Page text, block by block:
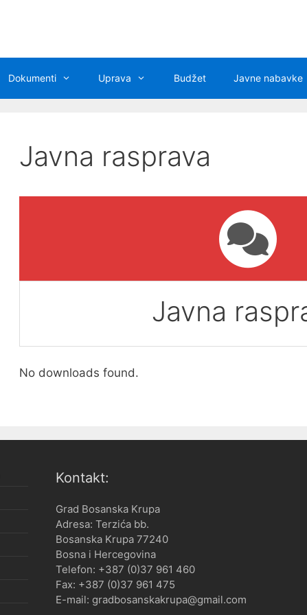
Dokumenti Uprava Budžet Javne nabavke
Javna rasprava
Javna
No downloads found.
Kontakt:
Grad Bosanska Krupa
Adresa: Terzića bb.
Bosanska Krupa 77240
Bosna i Hercegovina
Telefon: +387 (0)37 961 460
Fax: +387 (0)37 961 475
E-mail: gradbosanskakrupa@gmail.com